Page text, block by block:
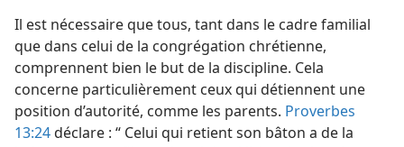
Il est nécessaire que tous, tant dans le cadre familial
que dans celui de la congrégation chrétienne,
comprennent bien le but de la discipline. Cela
concerne particulièrement ceux qui détiennent une
position d’autorité, comme les parents. Proverbes
13:24déclare : “ Celui qui retient son bâton a de la